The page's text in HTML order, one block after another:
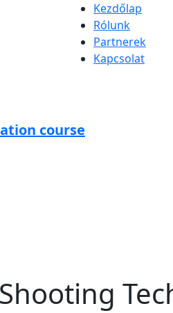
Kezdőlap
Rólunk
Partnerek
Kapcsolat
course